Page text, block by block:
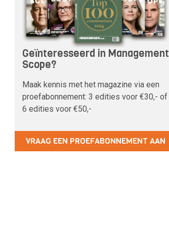
Geïnteresseerd in Management
Scope?
Maak kennis met het magazine via een
proefabonnement: 3 edities voor €30,- of
6 edities voor €50,-
VRAAG EEN PROEFABONNEMENT AAN